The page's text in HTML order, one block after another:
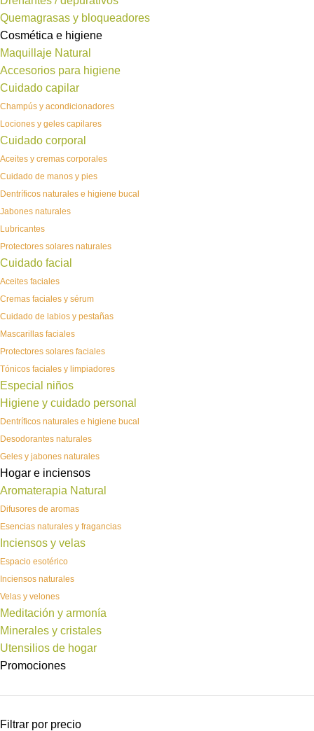
Quemagrasas y bloqueadores
Cosmética e higiene
Maquillaje Natural
Accesorios para higiene
Cuidado capilar
Champús y acondicionadores
Lociones y geles capilares
Cuidado corporal
Aceites y cremas corporales
Cuidado de manos y pies
Dentríficos naturales e higiene bucal
Jabones naturales
Lubricantes
Protectores solares naturales
Cuidado facial
Aceites faciales
Cremas faciales y sérum
Cuidado de labios y pestañas
Mascarillas faciales
Protectores solares faciales
Tónicos faciales y limpiadores
Especial niños
Higiene y cuidado personal
Dentríficos naturales e higiene bucal
Desodorantes naturales
Geles y jabones naturales
Hogar e inciensos
Aromaterapia Natural
Difusores de aromas
Esencias naturales y fragancias
Inciensos y velas
Espacio esotérico
Inciensos naturales
Velas y velones
Meditación y armonía
Minerales y cristales
Utensilios de hogar
Promociones
Filtrar por precio